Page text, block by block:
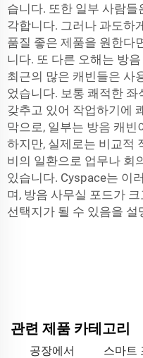
습니다. 또한 일부 사람
각합니다. 그러나 과도하
품질 좋은 제품을 원한다
니다. 또 다른 오해는 방
최근의 많은 캐빈들은 사
었습니다. 보통 쾌적한 좌
갖추고 있어 작업하기에
막으로, 일부는 방음 캐
하지만, 실제로는 비교적
비의 일환으로 업무나 회
있습니다. Cyspace는 이
며, 방음 사무실 포드가
선택지가 될 수 있음을 설
관련 제품 카테고리
공장에서
스마트